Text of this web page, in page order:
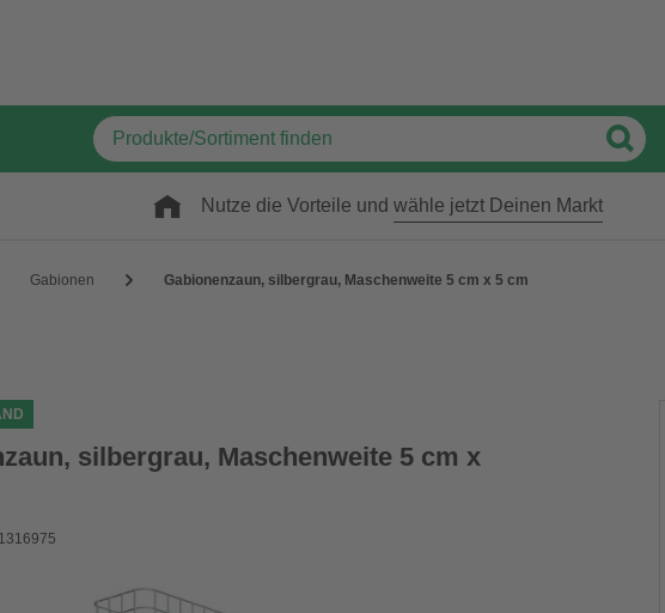
Nutze die Vorteile und wähle jetzt Deinen Markt
Gabionen Gabionenzaun, silbergrau, Maschenweite 5 cm x 5 cm
silbergrau, Maschenweite 5 cm x